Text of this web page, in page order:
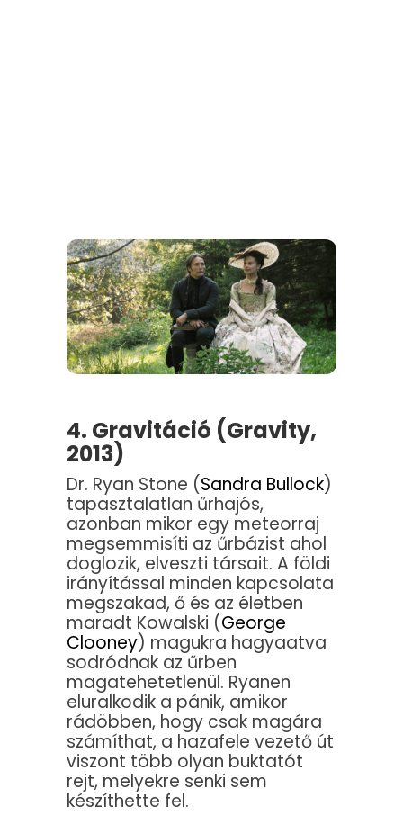
4. Gravitáció (Gravity,
2013)
Dr. Ryan Stone (Sandra Bullock)
tapasztalatlan űrhajós,
azonban mikor egy meteorraj
megsemmisíti az űrbázist ahol
doglozik, elveszti társait. A földi
irányítással minden kapcsolata
megszakad, ő és az életben
maradt Kowalski (George
Clooney) magukra hagyaatva
sodródnak az űrben
magatehetetlenül. Ryanen
eluralkodik a pánik, amikor
rádöbben, hogy csak magára
számíthat, a hazafele vezető út
viszont több olyan buktatót
rejt, melyekre senki sem
készíthette fel.